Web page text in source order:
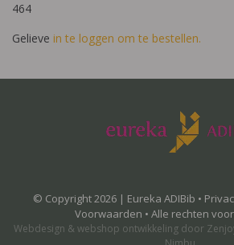
464
Gelieve in te loggen om te bestellen.
© Copyright 2026 | Eureka ADIBib •
Voorwaarden • Alle rechten
Webdesign & webshop ontwikkeling door